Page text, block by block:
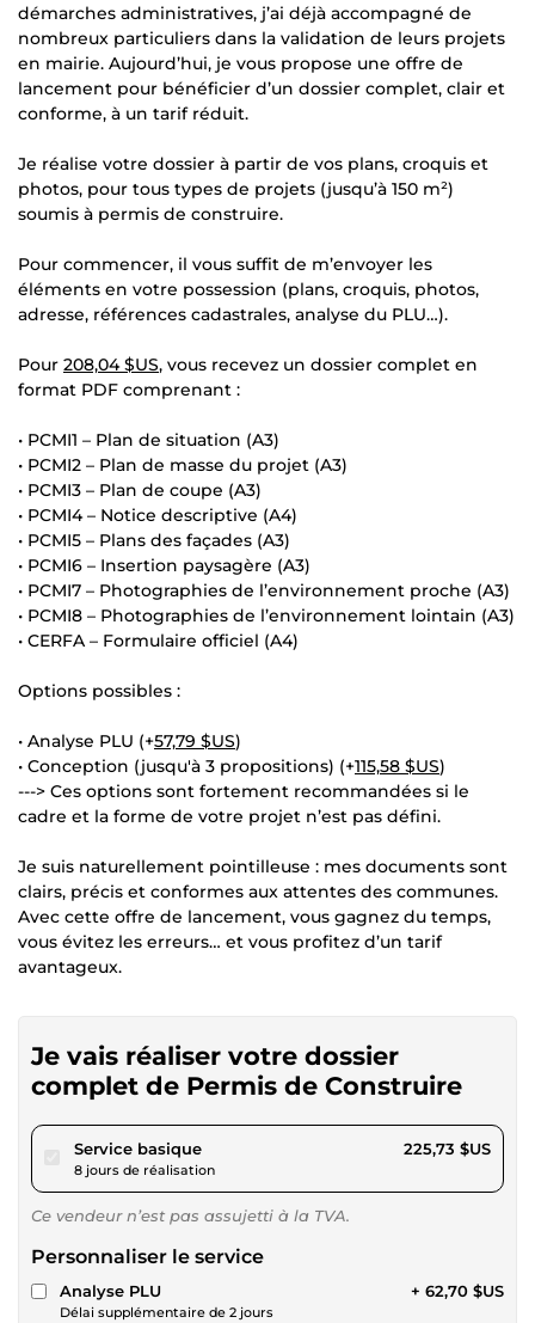
démarches administratives, j’ai déjà accompagné de
nombreux particuliers dans la validation de leurs projets
en mairie. Aujourd’hui, je vous propose une offre de
lancement pour bénéficier d’un dossier complet, clair et
conforme, à un tarif réduit.
Je réalise votre dossier à partir de vos plans, croquis et
photos, pour tous types de projets (jusqu’à 150 m²)
soumis à permis de construire.
Pour commencer, il vous suffit de m’envoyer les
éléments en votre possession (plans, croquis, photos,
adresse, références cadastrales, analyse du PLU…).
Pour 208,04 $US, vous recevez un dossier complet en
format PDF comprenant :
• PCMI1 – Plan de situation (A3)
• PCMI2 – Plan de masse du projet (A3)
• PCMI3 – Plan de coupe (A3)
• PCMI4 – Notice descriptive (A4)
• PCMI5 – Plans des façades (A3)
• PCMI6 – Insertion paysagère (A3)
• PCMI7 – Photographies de l’environnement proche (A3)
• PCMI8 – Photographies de l’environnement lointain (A3)
• CERFA – Formulaire officiel (A4)
Options possibles :
• Analyse PLU (+57,79 $US)
• Conception (jusqu'à 3 propositions) (+115,58 $US)
---> Ces options sont fortement recommandées si le
cadre et la forme de votre projet n’est pas défini.
Je suis naturellement pointilleuse : mes documents sont
clairs, précis et conformes aux attentes des communes.
Avec cette offre de lancement, vous gagnez du temps,
vous évitez les erreurs… et vous profitez d’un tarif
avantageux.
Je vais réaliser votre dossier
complet de Permis de Construire
Service basiquepour 208,04 $US
8 jours de réalisation
225,73 $US
Ce vendeur n’est pas assujetti à la TVA.
Personnaliser le service
Analyse PLU
Délai supplémentaire de 2 jours
+ 62,70 $US